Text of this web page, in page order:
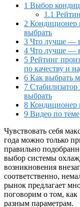
1 Выбор
1.1
2
выбрать
3 Что лучше —
4 Что лучше —
5 Рейтинг
по качеству и
6 Как выбрать
7
выбрать
8 Кондиционер
9 Видео по теме
Чувствовать себя
года можно только
правильно
выбор системы
возникновения
соответственно,
рынок предлагает
поговорим о том,
разным параметрам.